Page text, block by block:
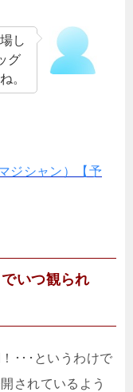
し
グ
。
ジシャン）【予
いつ観られ
･･･というわけで
されているよう